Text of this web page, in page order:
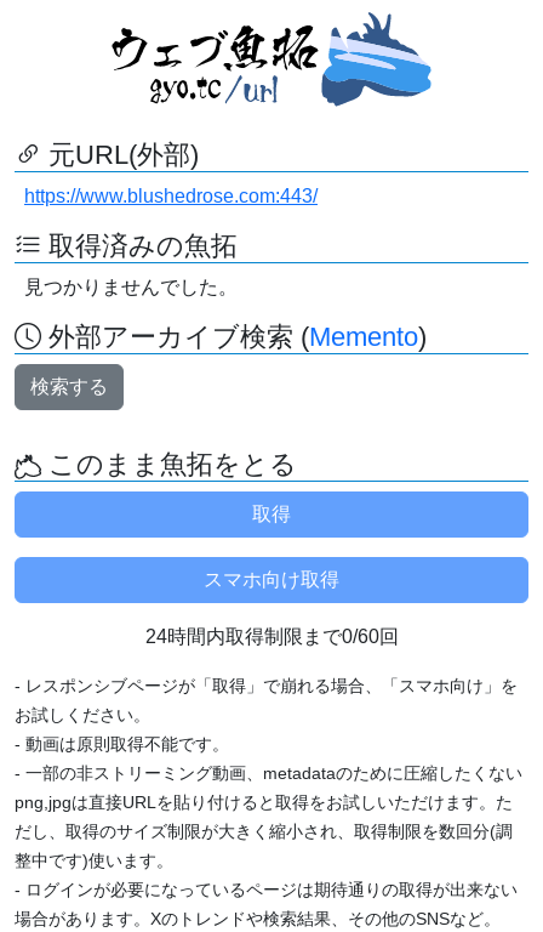
元URL(外部)
https://www.blushedrose.com:443/
取得済みの魚拓
見つかりませんでした。
外部アーカイブ検索 (Memento)
検索する
このまま魚拓をとる
24時間内取得制限まで0/60回
- レスポンシブページが「取得」で崩れる場合、「スマホ向け」を
お試しください。
- 動画は原則取得不能です。
- 一部の非ストリーミング動画、metadataのために圧縮したくない
png,jpgは直接URLを貼り付けると取得をお試しいただけます。た
だし、取得のサイズ制限が大きく縮小され、取得制限を数回分(調
整中です)使います。
- ログインが必要になっているページは期待通りの取得が出来ない
場合があります。Xのトレンドや検索結果、その他のSNSなど。